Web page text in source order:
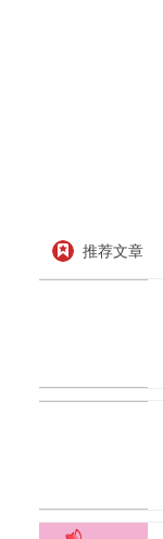
推荐文章